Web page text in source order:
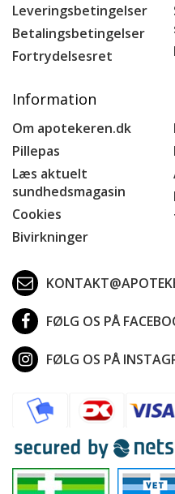
Leveringsbetingelser
Betalingsbetingelser
Fortrydelsesret
Information
Om apotekeren.dk
Pillepas
Læs aktuelt
sundhedsmagasin
Cookies
Bivirkninger
FØLG OS PÅ
FØLG OS PÅ